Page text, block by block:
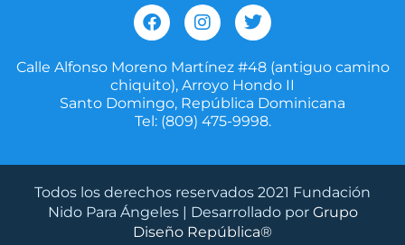
F
a
e
b
o
o
I
n
t
a
g
r
T
w
t
t
e
r
Calle Alfonso Moreno Martínez #48 (antiguo camino
chiquito), Arroyo Hondo II
Santo Domingo, República Dominicana
Tel: (809) 475-9998.
Todos los derechos reservados 2021 Fundación
Nido Para Ángeles | Desarrollado por Grupo
Diseño República®